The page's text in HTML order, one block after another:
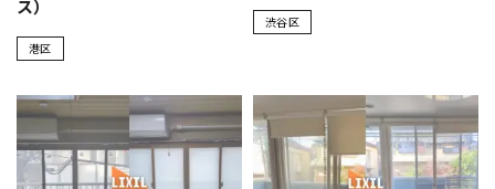
ス）
港区
渋谷区